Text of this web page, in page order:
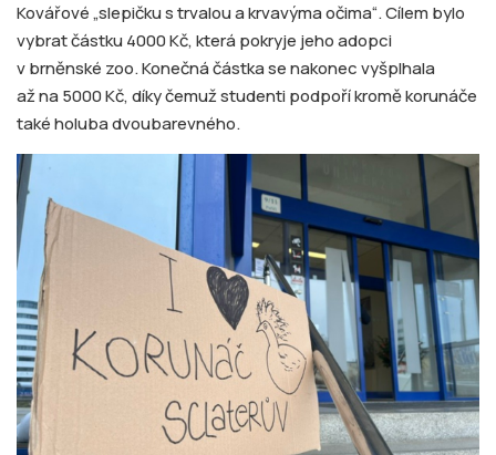
Kovářové „slepičku s trvalou a krvavýma očima“. Cílem bylo
vybrat částku 4000 Kč, která pokryje jeho adopci
v brněnské zoo. Konečná částka se nakonec vyšplhala
až na 5000 Kč, díky čemuž studenti podpoří kromě korunáče
také holuba dvoubarevného.